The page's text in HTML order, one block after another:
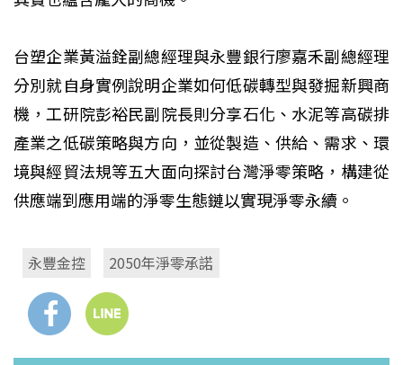
台塑企業黃溢銓副總經理與永豐銀行廖嘉禾副總經理
分別就自身實例說明企業如何低碳轉型與發掘新興商
機，工研院彭裕民副院長則分享石化、水泥等高碳排
產業之低碳策略與方向，並從製造、供給、需求、環
境與經貿法規等五大面向探討台灣淨零策略，構建從
供應端到應用端的淨零生態鏈以實現淨零永續。
永豐金控 2050年淨零承諾